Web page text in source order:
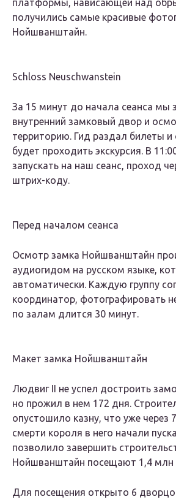
платформы, нависающей над
получились самые красивые
Нойшванштайн.
Schloss Neuschwanstein
За 15 минут до начала сеанса мы
внутренний замковый двор и
территорию. Гид раздал билеты и
будет проходить экскурсия. В
запускать на наш сеанс, проход
штрих-коду.
Перед началом сеанса
Осмотр замка Нойшванштайн
аудиогидом на русском языке,
автоматически. Каждую группу
координатор, фотографировать
по залам длится 30 минут.
Макет замка Нойшванштайн
Людвиг II не успел достроить
но прожил в нем 172 дня.
опустошило казну, что уже через
смерти короля в него начали
позволило завершить
Нойшванштайн посещают 1,4 млн
Для посещения открыто 6